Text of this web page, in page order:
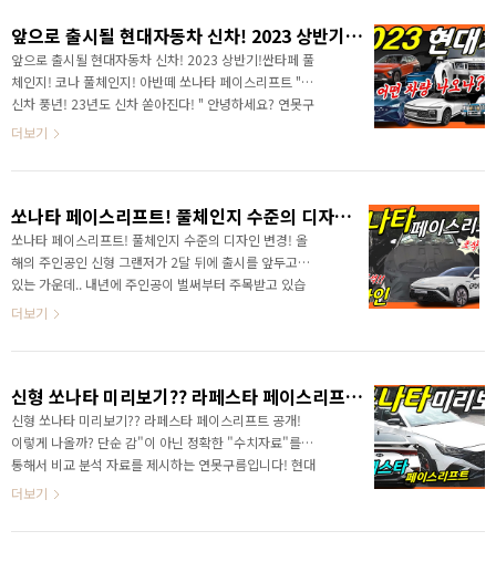
지는 디자인을 변경되는 것을 확인할 수 있었습니다. 출
처:뉴욕맘모스 디자인은 어느 정도 확인된 것인데, 실내
는 현재까지도 베일에 가려져 있습니다. 영상으로 정확
한 소식을 빠르게 만나보세요! 놀라지 마세요! 해외에서
하나로 연결된 #파노라마디스플레이 가 포착되었습니
다. 또한 테스트 차..
앞으로 출시될 현대자동차 신차! 2023 상반기!싼타페 풀체인지! 코나 풀체인지! 아반떼 쏘나타 페이스리프트
앞으로 출시될 현대자동차 신차! 2023 상반기!싼타페 풀
체인지! 코나 풀체인지! 아반떼 쏘나타 페이스리프트 "
신차 풍년! 23년도 신차 쏟아진다! " 안녕하세요? 연못구
름입니다. 올해 대미를 장식할 신형 그랜저가 공개되고
으로 빠르고 정확한 소식을 만나보세요! 올해는 신형 그
신차가 출시가 되어서 자동차를 좋아하시는 저와 같은 사
람 그리고 구독자분들을 즐겁게 만들어줄까요? 이번 영
상에서는 현대에서 내년에 상반기에 출시할 신차를 알려
드릴게요! 이제 6개월 정도만 지나면 볼 수 있을 차량이
작년과 비교하지 못할 정도로 내년에는 정말 많은 신차가
..
더보기
쏘나타 페이스리프트! 풀체인지 수준의 디자인 변경!
쏘나타 페이스리프트! 풀체인지 수준의 디자인 변경! 올
해의 주인공인 신형 그랜저가 2달 뒤에 출시를 앞두고
있는 가운데.. 내년에 주인공이 벌써부터 주목받고 있습
니다. EV9 아이오닉7과 같은 전기차와 함께 내연기관에
기에 출시될 것으로 알려졌어요. " 풀체인지 수준의 쏘
나보세요! 출처: skks220 / 네이버블로그 드디어 테스
트 차량이 선명하게 포착되었습니다. 새로운 디자인과
출시일, 변경되는 차별성을 빠르게 알려드릴게요! 안녕
하세요? 연못구름입니다. #쏘나타페이스리프트 소식을
니다! 이런 루머가 정말 많아서 혼동되셨을 것 같아요.
예상보다 늦어..
더보기
신형 쏘나타 미리보기?? 라페스타 페이스리프트 공개! 이렇게 나올까?
신형 쏘나타 미리보기?? 라페스타 페이스리프트 공개!
이렇게 나올까? 단순 감"이 아닌 정확한 "수치자료"를
통해서 비교 분석 자료를 제시하는 연못구름입니다! 현대
가 실수로 잘만든 차라고 불리는 차량이 몇 대 있어요? 대
는데.. 지금의 제네시스 브랜드를 만든 장본인이죠! ▲ 출
더보기